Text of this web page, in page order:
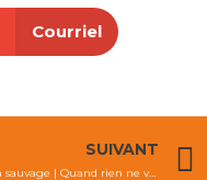
Courriel
SUIVANT
Dindon sauvage | Quand rien ne va plus!